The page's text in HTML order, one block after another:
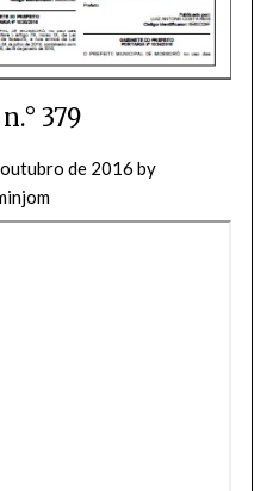
379
de 2016 by